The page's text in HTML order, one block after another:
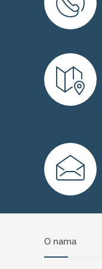
O nama